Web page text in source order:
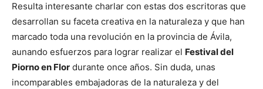
Resulta interesante charlar con estas dos escritoras que
desarrollan su faceta creativa en la naturaleza y que han
marcado toda una revolución en la provincia de Ávila,
aunando esfuerzos para lograr realizar el Festival del
Piorno en Flor durante once años. Sin duda, unas
incomparables embajadoras de la naturaleza y del